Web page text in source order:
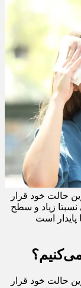
حالت خود قرار
نسبتا زیاد و سطح
است
حالت خود قرار